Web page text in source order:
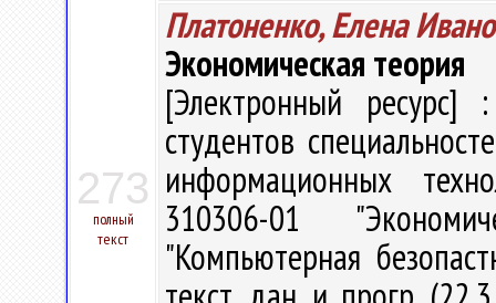
273
полный
текст
Платоненко, Елена
Экономическая теория
[Электронный ресурс]
студентов
информационных
310306-01
"Компьютерная